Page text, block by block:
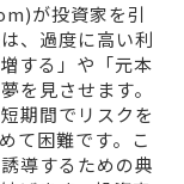
が投資家を引
、過度に高い利
する」や「元本
を見させます。
期間でリスクを
て困難です。こ
導するための典